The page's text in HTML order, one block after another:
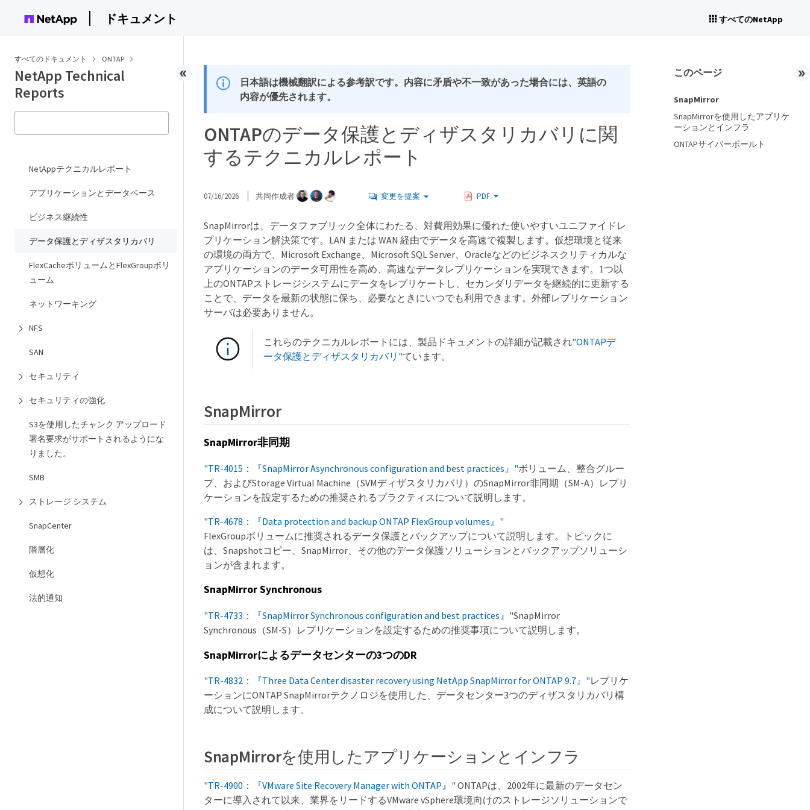
ドキュメント すべてのNetApp
すべてのドキュメント ONTAP
NetApp Technical
Reports
NetAppテクニカルレポート
アプリケーションとデータベース
ビジネス継続性
データ保護とディザスタリカバリ
FlexCacheボリュームとFlexGroupボリ
ューム
ネットワーキング
NFS
SAN
セキュリティ
セキュリティの強化
S3を使用したチャンク アップロード
署名要求がサポートされるようにな
りました。
SMB
ストレージ システム
SnapCenter
階層化
仮想化
法的通知
日本語は機械翻訳による参考訳です。内容に矛盾や不一致があった場合には、英語の
内容が優先されます。
ONTAPのデータ保護とディザスタリカバリに関
するテクニカルレポート
07/16/2026 共同作成者 変更を提案 PDF
SnapMirrorは、データファブリック全体にわたる、対費用効果に優れた使いやすいユニファイドレ
プリケーション解決策です。LAN または WAN 経由でデータを高速で複製します。仮想環境と従来
の環境の両方で、Microsoft Exchange、Microsoft SQL Server、Oracleなどのビジネスクリティカルな
アプリケーションのデータ可用性を高め、高速なデータレプリケーションを実現できます。1つ以
上のONTAPストレージシステムにデータをレプリケートし、セカンダリデータを継続的に更新する
ことで、データを最新の状態に保ち、必要なときにいつでも利用できます。外部レプリケーション
サーバは必要ありません。
これらのテクニカルレポートには、製品ドキュメントの詳細が記載され"ONTAPデ
ータ保護とディザスタリカバリ"ています。
SnapMirror
SnapMirror非同期
"TR-4015：『SnapMirror Asynchronous configuration and best practices』"ボリューム、整合グルー
プ、およびStorage Virtual Machine（SVMディザスタリカバリ）のSnapMirror非同期（SM-A）レプリ
ケーションを設定するための推奨されるプラクティスについて説明します。
"TR-4678：『Data protection and backup ONTAP FlexGroup volumes』"
FlexGroupボリュームに推奨されるデータ保護とバックアップについて説明します。トピックに
は、Snapshotコピー、SnapMirror、その他のデータ保護ソリューションとバックアップソリューシ
ョンが含まれます。
SnapMirror Synchronous
"TR-4733：『SnapMirror Synchronous configuration and best practices』"SnapMirror
Synchronous（SM-S）レプリケーションを設定するための推奨事項について説明します。
SnapMirrorによるデータセンターの3つのDR
"TR-4832：『Three Data Center disaster recovery using NetApp SnapMirror for ONTAP 9.7』"レプリケ
ーションにONTAP SnapMirrorテクノロジを使用した、データセンター3つのディザスタリカバリ構
成について説明します。
SnapMirrorを使用したアプリケーションとインフラ
"TR-4900：『VMware Site Recovery Manager with ONTAP』" ONTAPは、2002年に最新のデータセン
ターに導入されて以来、業界をリードするVMware vSphere環境向けのストレージソリューションで
このページ
SnapMirror
SnapMirrorを使用したアプリケ
ーションとインフラ
ONTAPサイバーボールト